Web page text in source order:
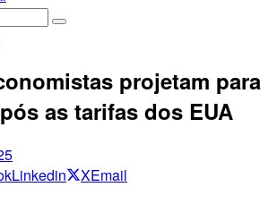
projetam para
as tarifas dos EUA
Linkedin XEmail